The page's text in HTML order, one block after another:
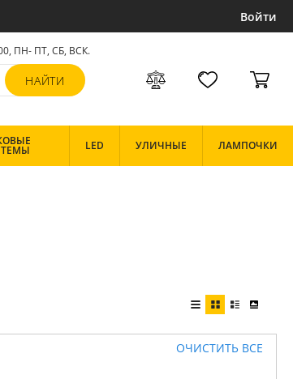
Войти
ПН- ПТ, СБ, ВСК.
LED УЛИЧНЫЕ ЛАМПОЧКИ
ОЧИСТИТЬ ВСЕ